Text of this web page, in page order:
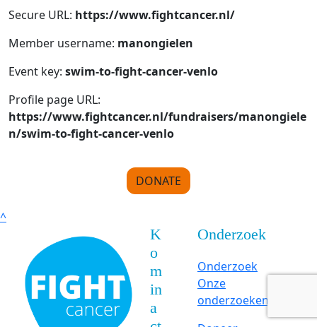
Secure URL: https://www.fightcancer.nl/
Member username: manongielen
Event key: swim-to-fight-cancer-venlo
Profile page URL:
https://www.fightcancer.nl/fundraisers/manongiele
n/swim-to-fight-cancer-venlo
DONATE
^
K
o
m
in
a
Onderzoek
Onderzoek
Onze
onderzoeken